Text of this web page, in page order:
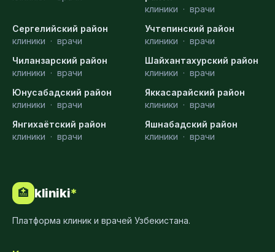
клиники · врачи
Сергелийский район
клиники · врачи
Учтепинский район
клиники · врачи
Чиланзарский район
клиники · врачи
Шайхантахурский район
клиники · врачи
Юнусабадский район
клиники · врачи
Яккасарайский район
клиники · врачи
Янгихаётский район
клиники · врачи
Яшнабадский район
клиники · врачи
🏥 kliniki*
Платформа клиник и врачей Узбекистана.